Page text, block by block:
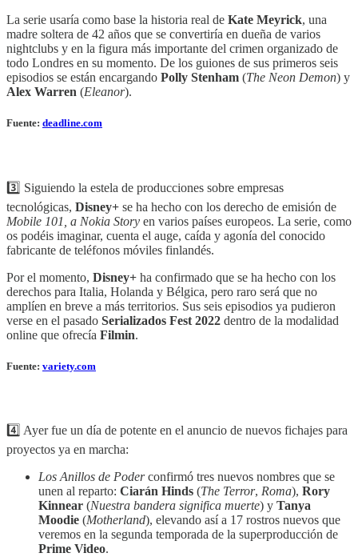
La serie usaría como base la historia real de Kate Meyrick, una
madre soltera de 42 años que se convertiría en dueña de varios
nightclubs y en la figura más importante del crimen organizado de
todo Londres en su momento. De los guiones de sus primeros seis
episodios se están encargando Polly Stenham (The Neon Demon) y
Alex Warren (Eleanor).
Fuente: deadline.com
3️⃣ Siguiendo la estela de producciones sobre empresas
tecnológicas, Disney+ se ha hecho con los derecho de emisión de
Mobile 101, a Nokia Story en varios países europeos. La serie, como
os podéis imaginar, cuenta el auge, caída y agonía del conocido
fabricante de teléfonos móviles finlandés.
Por el momento, Disney+ ha confirmado que se ha hecho con los
derechos para Italia, Holanda y Bélgica, pero raro será que no
amplíen en breve a más territorios. Sus seis episodios ya pudieron
verse en el pasado Serializados Fest 2022 dentro de la modalidad
online que ofrecía Filmin.
Fuente: variety.com
4️⃣ Ayer fue un día de potente en el anuncio de nuevos fichajes para
proyectos ya en marcha:
Los Anillos de Poderconfirmó tres nuevos nombres que se
unen al reparto: Ciarán Hinds (The Terror, Roma), Rory
Kinnear (Nuestra bandera significa muerte) y Tanya
Moodie (Motherland), elevando así a 17 rostros nuevos que
veremos en la segunda temporada de la superproducción de
Prime Video.